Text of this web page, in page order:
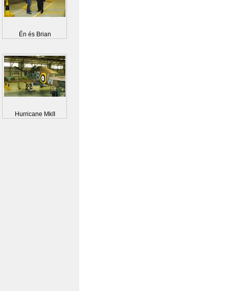
Én és Brian
Hurricane MkII